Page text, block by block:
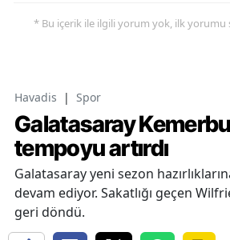
* Bu içerik ile ilgili yorum yok, ilk yorumu
Havadis | Spor
Galatasaray
tempoyu artırdı
Galatasaray yeni sezon
devam ediyor. Sakatlığı geçen
geri döndü.